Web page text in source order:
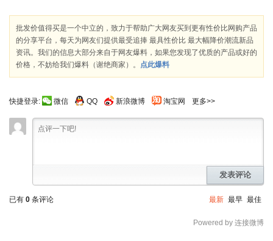
批发价值得买是一个中立的，致力于帮助广大网友买到更有性价比网购产品
的分享平台，每天为网友们提供最受追捧 最具性价比 最大幅降价潮流新品
资讯。我们的信息大部分来自于网友爆料，如果您发现了优质的产品或好的
价格，不妨给我们爆料（谢绝商家）。 点此爆料
快捷登录: 微信 QQ 新浪微博 淘宝网 更多>>
发表评论
已有 0 条评论 最新 最早 最佳
Powered by 连接微博